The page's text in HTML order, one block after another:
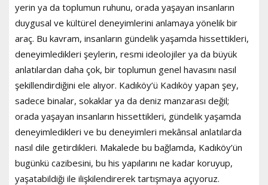
yerin ya da toplumun ruhunu, orada yaşayan insanların
duygusal ve kültürel deneyimlerini anlamaya yönelik bir
araç. Bu kavram, insanların gündelik yaşamda hissettikleri,
deneyimledikleri şeylerin, resmi ideolojiler ya da büyük
anlatılardan daha çok, bir toplumun genel havasını nasıl
şekillendirdiğini ele alıyor. Kadıköy’ü Kadıköy yapan şey,
sadece binalar, sokaklar ya da deniz manzarası değil;
orada yaşayan insanların hissettikleri, gündelik yaşamda
deneyimledikleri ve bu deneyimleri mekânsal anlatılarda
nasıl dile getirdikleri. Makalede bu bağlamda, Kadıköy’ün
bugünkü cazibesini, bu his yapılarını ne kadar koruyup,
yaşatabildiği ile ilişkilendirerek tartışmaya açıyoruz.